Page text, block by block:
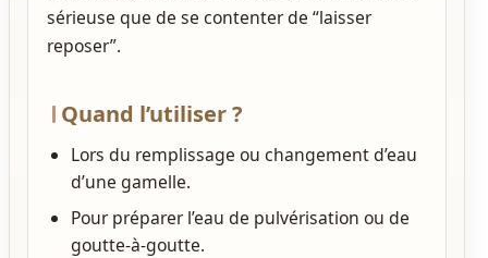
sérieuse que de se contenter de “laisser
reposer”.
Quand l’utiliser ?
Lors du remplissage ou changement d’eau
d’une gamelle.
Pour préparer l’eau de pulvérisation ou de
goutte-à-goutte.